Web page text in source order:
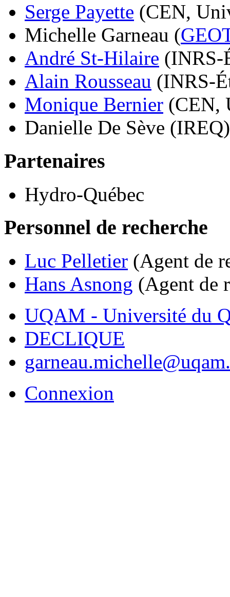
Serge Payette (CEN,
Michelle Garneau (
André St-Hilaire (INRS-
Alain Rousseau (INRS-
Monique Bernier (CEN,
Danielle De Sève (IREQ)
Partenaires
Hydro-Québec
Personnel de recherche
Luc Pelletier (Agent de
Hans Asnong (Agent de
UQAM - Université du
DECLIQUE
Connexion